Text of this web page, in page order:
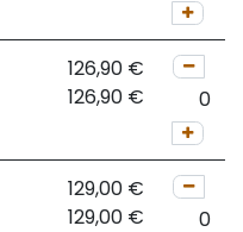
126,90 €
126,90 €
129,00 €
129,00 €